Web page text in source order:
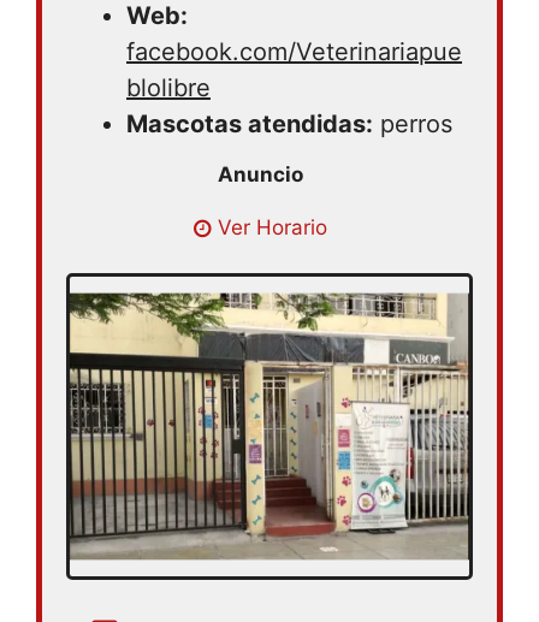
Web:
facebook.com/Veterinariapue
blolibre
Mascotas atendidas: perros
Lunes 09:00 – 18:00 | Martes 09:00 –
09:00 – 18:00 | Viernes 09:00 – 18:00 |
Sabado 10:00 – 17:00
Ver Horario